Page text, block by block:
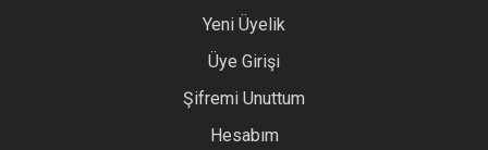
Yeni Üyelik
Üye Girişi
Şifremi Unuttum
Hesabım